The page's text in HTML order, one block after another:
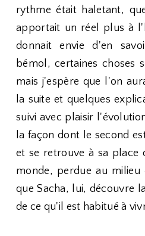
rythme était haletant,
apportait un réel plus à
donnait envie d'en
bémol, certaines choses
mais j'espère que l'on
la suite et quelques
suivi avec plaisir
la façon dont le second
et se retrouve à sa place
monde, perdue au milieu
que Sacha, lui, découvre
de ce qu'il est habitué à